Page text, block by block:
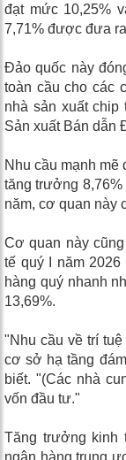
đạt mức 10,25%
7,71% được đưa
Đảo quốc này
toàn cầu cho các
nhà sản xuất
Sản xuất Bán dẫn
Nhu cầu mạnh mẽ
tăng trưởng 8,76%
năm, cơ quan này
Cơ quan này
tế quý I năm
hàng quý nhanh
13,69%.
"Nhu cầu về trí
cơ sở hạ tầng
biết. "(Các nhà
vốn đầu tư."
Tăng trưởng kinh